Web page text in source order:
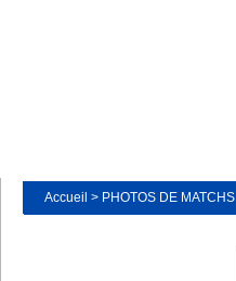
Accueil > PHOTOS DE MATCHS